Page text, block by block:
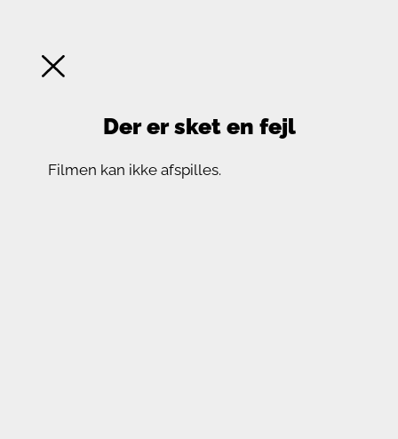
Der er sket en fejl
Filmen kan ikke afspilles.